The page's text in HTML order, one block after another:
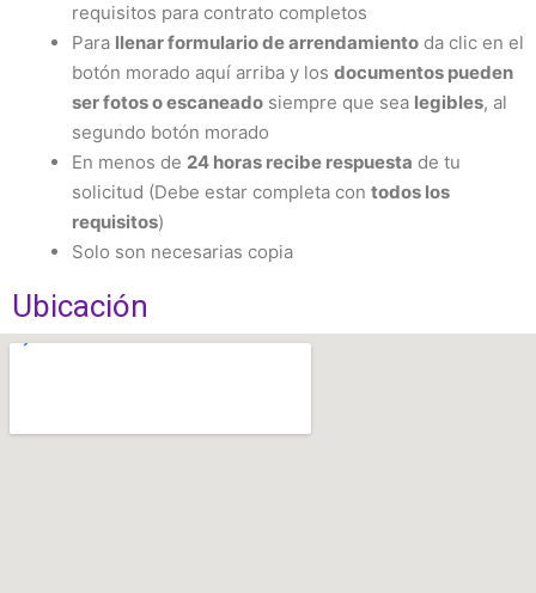
requisitos para contrato completos
Para llenar formulario de arrendamiento da clic en el
botón morado aquí arriba y los documentos pueden
ser fotos o escaneado siempre que sea legibles, al
segundo botón morado
En menos de 24 horas recibe respuesta de tu
solicitud (Debe estar completa con todos los
requisitos)
Solo son necesarias copia
Ubicación